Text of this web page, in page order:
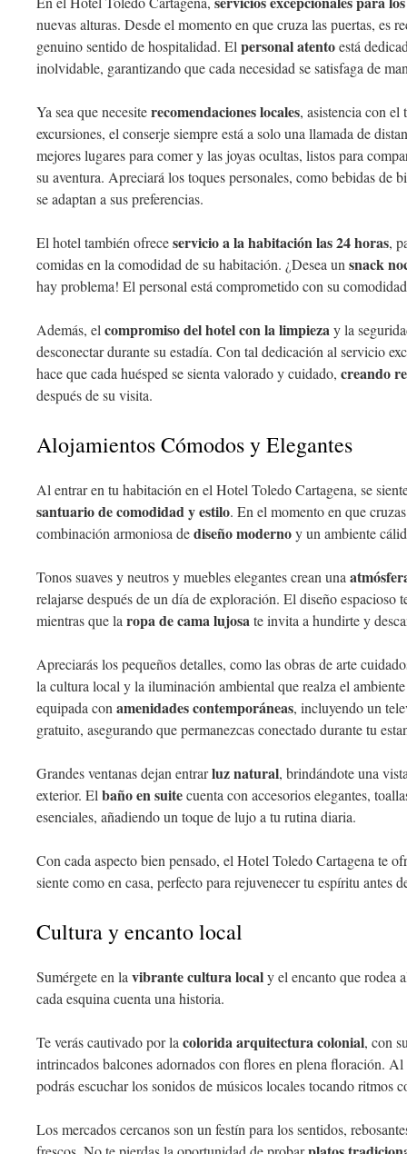
nuevas alturas. Desde el momento en que cruza las puertas, es
genuino sentido de hospitalidad. El personal atentoestá
inolvidable, garantizando que cada necesidad se satisfaga de
Ya sea que necesiterecomendaciones locales, asistencia con
excursiones, el conserje siempre está a solo una llamada de
mejores lugares para comer y las joyas ocultas, listos para
su aventura. Apreciará los toques personales, como bebidas de
se adaptan a sus preferencias.
El hotel también ofreceservicio a la habitación las 24 horas,
comidas en la comodidad de su habitación. ¿Desea un snack
hay problema! El personal está comprometido con su
Además, el compromiso del hotel con la limpiezay la
desconectar durante su estadía. Con tal dedicación al servicio
hace que cada huésped se sienta valorado y cuidado, creando
después de su visita.
Alojamientos Cómodos y Elegantes
Al entrar en tu habitación en el Hotel Toledo Cartagena, se
santuario de comodidad y estilo. En el momento en que
combinación armoniosa dediseño modernoy un ambiente
Tonos suaves y neutros y muebles elegantes crean una
relajarse después de un día de exploración. El diseño espacioso
mientras que la ropa de cama lujosate invita a hundirte y
Apreciarás los pequeños detalles, como las obras de arte
la cultura local y la iluminación ambiental que realza el
equipada con amenidades contemporáneas, incluyendo un
gratuito, asegurando que permanezcas conectado durante tu
Grandes ventanas dejan entrarluz natural, brindándote una
exterior. El baño en suitecuenta con accesorios elegantes,
esenciales, añadiendo un toque de lujo a tu rutina diaria.
Con cada aspecto bien pensado, el Hotel Toledo Cartagena te
siente como en casa, perfecto para rejuvenecer tu espíritu antes
Cultura y encanto local
Sumérgete en la vibrante cultura localy el encanto que rodea
cada esquina cuenta una historia.
Te verás cautivado por la colorida arquitectura colonial, con
intrincados balcones adornados con flores en plena floración.
podrás escuchar los sonidos de músicos locales tocando ritmos
Los mercados cercanos son un festín para los sentidos,